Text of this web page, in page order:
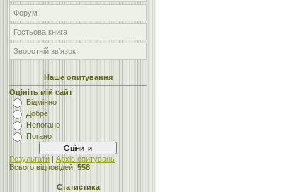
Форум
Гостьова книга
Зворотній зв'язок
Наше опитування
Оцініть мій сайт
Відмінно
Добре
Непогано
Погано
Результати | Архів опитувань
Всього відповідей: 558
Статистика